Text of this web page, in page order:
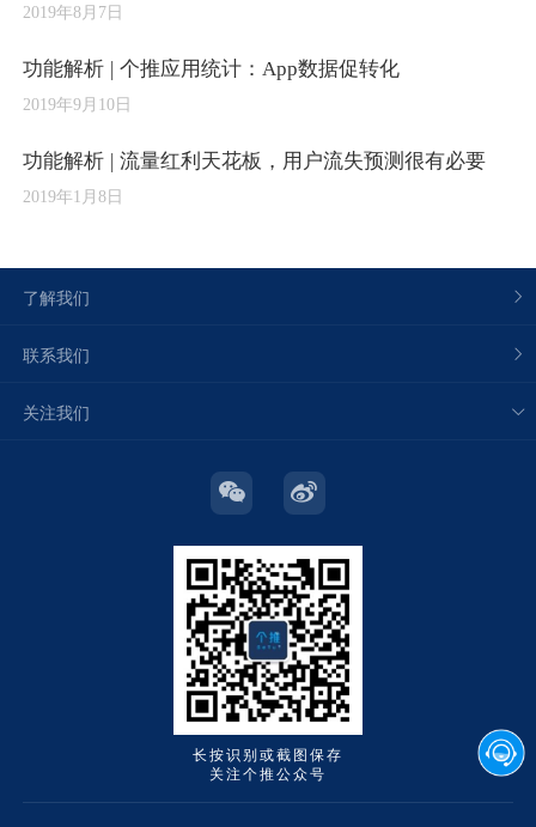
2019年8月7日
功能解析 | 个推应用统计：App数据促转化
2019年9月10日
功能解析 | 流量红利天花板，用户流失预测很有必要
2019年1月8日
了解我们
联系我们
关注我们
长按识别或截图保存
关注个推公众号